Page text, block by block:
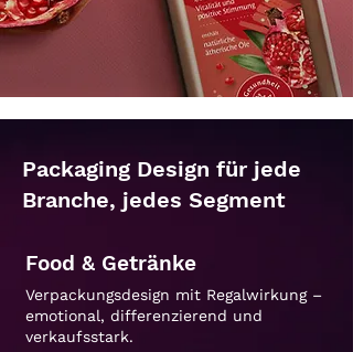
Packaging Design für jede
Branche, jedes Segment
Food & Getränke
Verpackungsdesign mit Regalwirkung –
emotional, differenzierend und
verkaufsstark.